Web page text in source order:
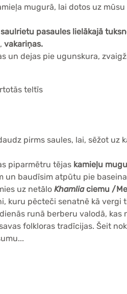
mugurā, lai dotos uz
saulrietu pasaules lielākajā
vakariņas.
un dejas pie ugunskura,
teltīs
pirms saules, lai, sēžot uz
piparmētru tējas kamieļu
un baudīsim atpūtu pie
uz netālo Khamliaciemu /
kuru pēcteči senatnē kā vergi
runā berberu valodā, kas
folkloras tradīcijas. Šeit